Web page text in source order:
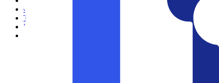
Cinemas
Teatro
Eventos